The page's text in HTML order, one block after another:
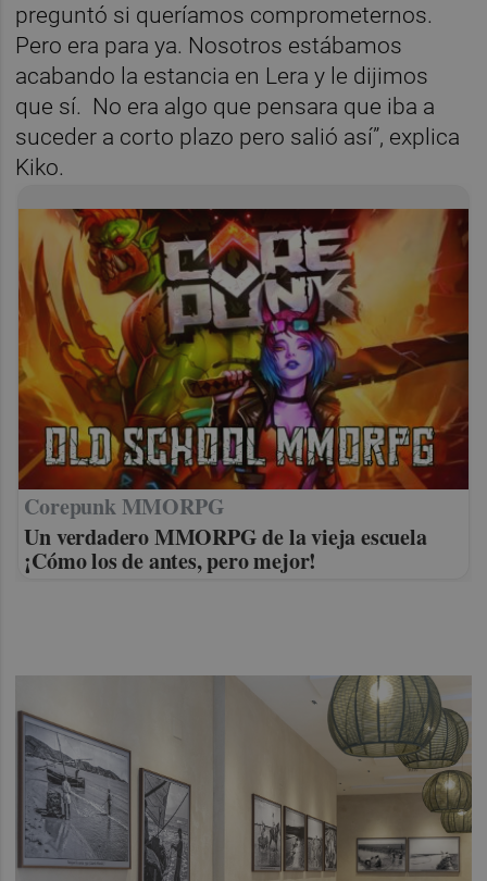
preguntó si queríamos comprometernos.
Pero era para ya. Nosotros estábamos
acabando la estancia en Lera y le dijimos
que sí. No era algo que pensara que iba a
suceder a corto plazo pero salió así”, explica
Kiko.
Corepunk MMORPG
Un verdadero MMORPG de la vieja escuela
¡Cómo los de antes, pero mejor!